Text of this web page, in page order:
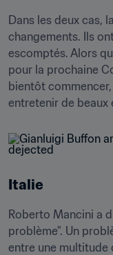
Dans les deux cas,
changements. Ils
escomptés. Alors
pour la prochaine
bientôt commencer,
entretenir de beaux
Italie
Roberto Mancini a
problème". Un
entre une multitude